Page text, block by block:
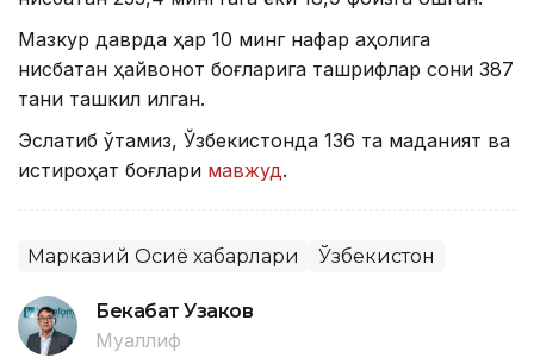
Мазкур даврда ҳар 10 минг нафар аҳолига
нисбатан ҳайвонот боғларига ташрифлар сони 387
тани ташкил қилган.
Эслатиб ўтамиз, Ўзбекистонда 136 та маданият ва
истироҳат боғлари мавжуд.
Марказий Осиё хабарлари Ўзбекистон
Бекабат Узаков
Муаллиф